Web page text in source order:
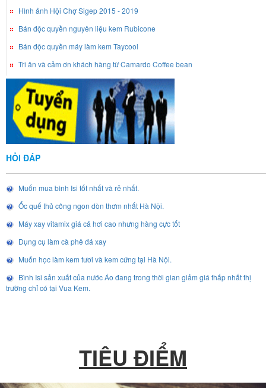
Hình ảnh Hội Chợ Sigep 2015 - 2019
Bán độc quyền nguyên liệu kem Rubicone
Bán độc quyền máy làm kem Taycool
Tri ân và cảm ơn khách hàng từ Camardo Coffee bean
HỎI ĐÁP
Muốn mua bình Isi tốt nhất và rẻ nhất.
Ốc quế thủ công ngon dòn thơm nhất Hà Nội.
Máy xay vitamix giá cả hơi cao nhưng hàng cực tốt
Dụng cụ làm cà phê đá xay
Muốn học làm kem tươi và kem cứng tại Hà Nội.
Bình Isi sản xuất của nước Áo đang trong thời gian giảm giá thấp nhất thị
trường chỉ có tại Vua Kem.
TIÊU ĐIỂM